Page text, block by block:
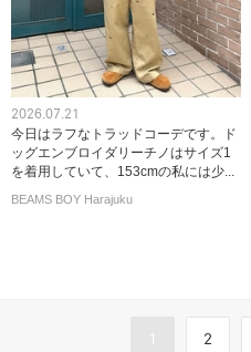
2026.07.21
今日はラフなトラッドコーデです。ド
ッグエンブロイダリーチノはサイズ1
を着用していて、153cmの私には少...
BEAMS BOY Harajuku
1 2